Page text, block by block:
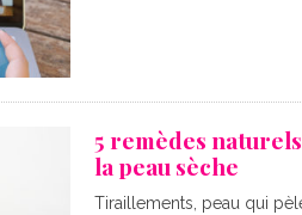
5 remèdes
la peau sèche
Tiraillements, peau qui